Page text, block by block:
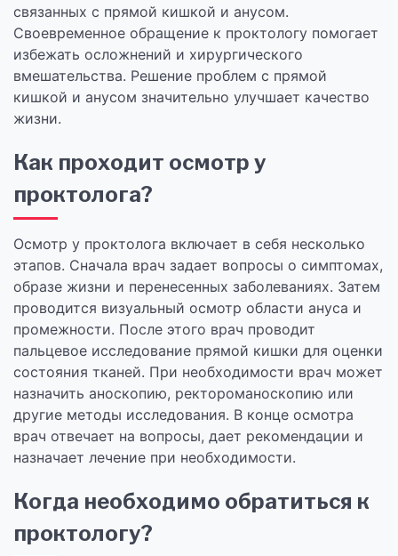
связанных с прямой кишкой и анусом.
Своевременное обращение к проктологу помогает
избежать осложнений и хирургического
вмешательства. Решение проблем с прямой
кишкой и анусом значительно улучшает качество
жизни.
Как проходит осмотр у
проктолога?
Осмотр у проктолога включает в себя несколько
этапов. Сначала врач задает вопросы о симптомах,
образе жизни и перенесенных заболеваниях. Затем
проводится визуальный осмотр области ануса и
промежности. После этого врач проводит
пальцевое исследование прямой кишки для оценки
состояния тканей. При необходимости врач может
назначить аноскопию, ректороманоскопию или
другие методы исследования. В конце осмотра
врач отвечает на вопросы, дает рекомендации и
назначает лечение при необходимости.
Когда необходимо обратиться к
проктологу?